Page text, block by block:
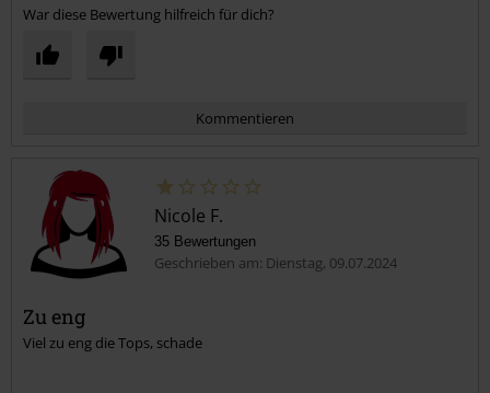
War diese Bewertung hilfreich für dich?
Kommentieren
Kommentar jetzt abschicken!
Nicole F.
35 Bewertungen
Geschrieben am: Dienstag, 09.07.2024
Zu eng
Viel zu eng die Tops, schade